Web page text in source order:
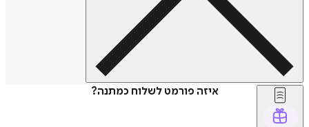
איזה פורמט לשלוח כמתנה?